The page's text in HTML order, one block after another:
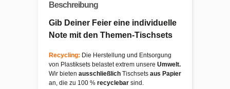
Beschreibung
Gib Deiner Feier eine individuelle
Note mit den Themen-Tischsets
Recycling: Die Herstellung und Entsorgung
von Plastiksets belastet extrem unsere Umwelt.
Wir bieten ausschließlich Tischsets aus Papier
an, die zu 100 % recyclebar sind.